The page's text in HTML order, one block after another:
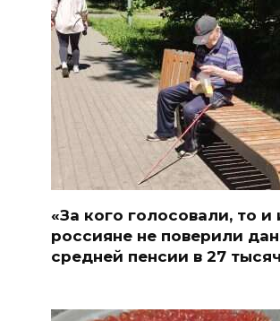
«За кого голосовали, то и
россияне не поверили
средней пенсии в 27